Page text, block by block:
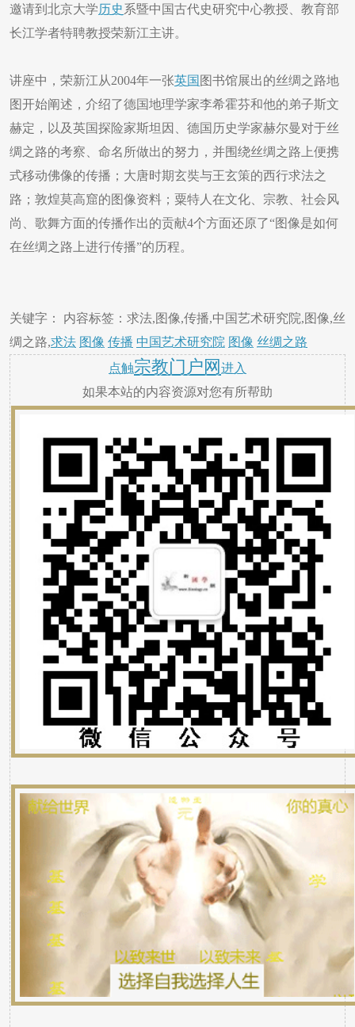
邀请到北京大学历史系暨中国古代史研究中心教授、教育部
长江学者特聘教授荣新江主讲。
讲座中，荣新江从2004年一张英国 图书馆展出的丝绸之路地
图开始阐述，介绍了德国地理学家李希霍芬和他的弟子斯文
赫定，以及英国探险家斯坦因、德国历史学家赫尔曼对于丝
绸之路的考察、命名所做出的努力，并围绕丝绸之路上便携
式移动佛像的传播；大唐时期玄奘与王玄策的西行求法之
路；敦煌莫高窟的图像资料；粟特人在文化、宗教、社会风
尚、歌舞方面的传播作出的贡献4个方面还原了“图像是如何
在丝绸之路上进行传播”的历程。
关键字： 内容标签：求法,图像,传播,中国艺术研究院,图像,丝
绸之路,求法 图像 传播 中国艺术研究院 图像 丝绸之路
点触宗教门户网 进入
如果本站的内容资源对您有所帮助